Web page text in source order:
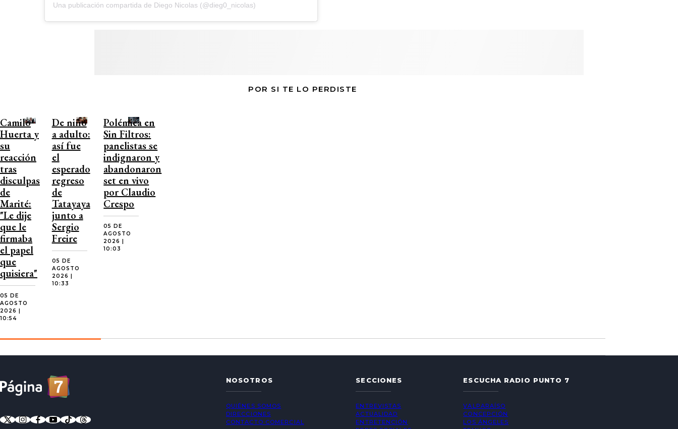
Una publicación compartida de Diego Nicolas (@dieg0_nicolas)
POR SI TE LO PERDISTE
Camilo
Huerta y
su
reacción
tras
disculpas
de
Marité:
"Le dije
que le
firmaba
el papel
que
quisiera"
05 DE
AGOSTO
2026 |
10:54
De niño
a adulto:
así fue
el
esperado
regreso
de
Tatayaya
junto a
Sergio
Freire
05 DE
AGOSTO
2026 |
10:33
Polémica en
Sin Filtros:
panelistas se
indignaron y
abandonaron
set en vivo
por Claudio
Crespo
05 DE
AGOSTO
2026 |
10:03
NOSOTROS
QUIÉNES SOMOS
DIRECCIONES
CONTACTO COMERCIAL
SECCIONES
ENTREVISTAS
ACTUALIDAD
ENTRETENCIÓN
ESCUCHA RADIO PUNTO 7
VALPARAÍSO
CONCEPCIÓN
LOS ÁNGELES